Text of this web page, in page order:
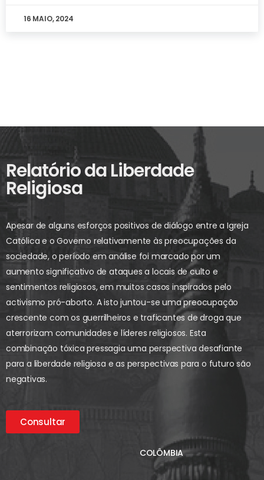
16 MAIO, 2024
Relatório da Liberdade
Religiosa
Apesar de alguns esforços positivos de diálogo entre a Igreja
Católica e o Governo relativamente às preocupações da
sociedade, o período em análise foi marcado por um
aumento significativo de ataques a locais de culto e
sentimentos religiosos, em muitos casos inspirados pelo
activismo pró-aborto. A isto juntou-se uma preocupação
crescente com os guerrilheiros e traficantes de droga que
aterrorizam comunidades e líderes religiosos. Esta
combinação tóxica pressagia uma perspectiva desafiante
para a liberdade religiosa e as perspectivas para o futuro são
negativas.
Consultar
COLÔMBIA